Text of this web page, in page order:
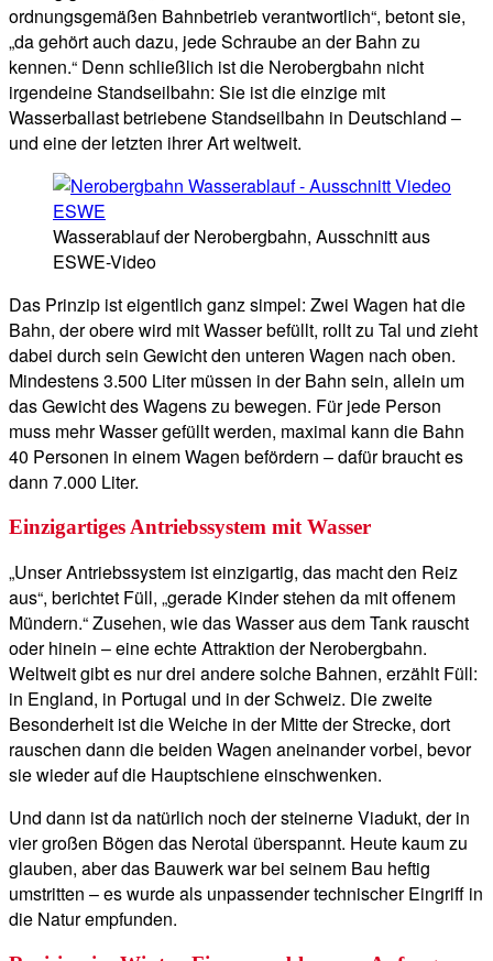
ordnungsgemäßen Bahnbetrieb verantwortlich“, betont sie,
„da gehört auch dazu, jede Schraube an der Bahn zu
kennen.“ Denn schließlich ist die Nerobergbahn nicht
irgendeine Standseilbahn: Sie ist die einzige mit
Wasserballast betriebene Standseilbahn in Deutschland –
und eine der letzten ihrer Art weltweit.
Wasserablauf der Nerobergbahn, Ausschnitt aus
ESWE-Video
Das Prinzip ist eigentlich ganz simpel: Zwei Wagen hat die
Bahn, der obere wird mit Wasser befüllt, rollt zu Tal und zieht
dabei durch sein Gewicht den unteren Wagen nach oben.
Mindestens 3.500 Liter müssen in der Bahn sein, allein um
das Gewicht des Wagens zu bewegen. Für jede Person
muss mehr Wasser gefüllt werden, maximal kann die Bahn
40 Personen in einem Wagen befördern – dafür braucht es
dann 7.000 Liter.
Einzigartiges Antriebssystem mit Wasser
„Unser Antriebssystem ist einzigartig, das macht den Reiz
aus“, berichtet Füll, „gerade Kinder stehen da mit offenem
Mündern.“ Zusehen, wie das Wasser aus dem Tank rauscht
oder hinein – eine echte Attraktion der Nerobergbahn.
Weltweit gibt es nur drei andere solche Bahnen, erzählt Füll:
in England, in Portugal und in der Schweiz. Die zweite
Besonderheit ist die Weiche in der Mitte der Strecke, dort
rauschen dann die beiden Wagen aneinander vorbei, bevor
sie wieder auf die Hauptschiene einschwenken.
Und dann ist da natürlich noch der steinerne Viadukt, der in
vier großen Bögen das Nerotal überspannt. Heute kaum zu
glauben, aber das Bauwerk war bei seinem Bau heftig
umstritten – es wurde als unpassender technischer Eingriff in
die Natur empfunden.